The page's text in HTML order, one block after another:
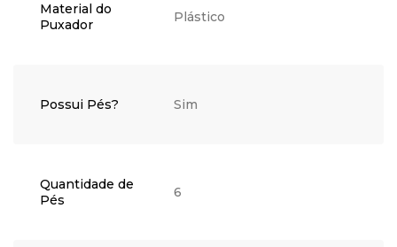
Material do
Puxador
Plástico
Possui Pés? Sim
Quantidade de
Pés
6